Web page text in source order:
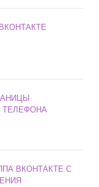
ВКОНТАКТЕ С